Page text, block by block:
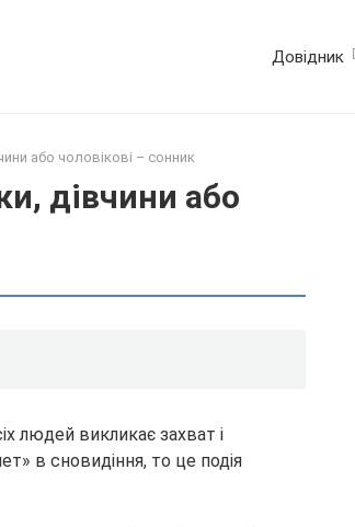
Довідник
або чоловікові – сонник
дівчини або
людей викликає захват і
в сновидіння, то це подія